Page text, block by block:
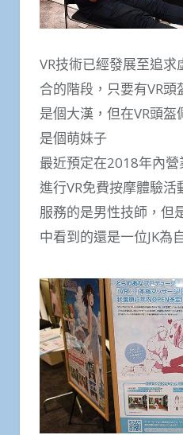
VR技術已經發展至追
合的階段，只要有VR
是個大漢，但在VR頭
是個萌妹子
最近預定在2018年內營
進行VR免費按摩體驗
服務的是男性技師，但
中看到的還是一位JK為